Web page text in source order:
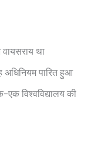
था
अधिनियम पारित हुआ
विश्वविद्यालय की